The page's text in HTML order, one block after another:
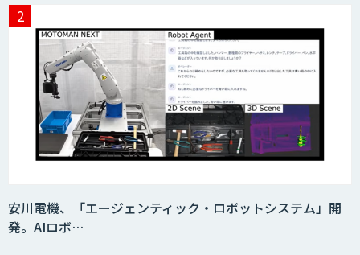
安川電機、「エージェンティック・ロボットシステム」開
発。AIロボ…